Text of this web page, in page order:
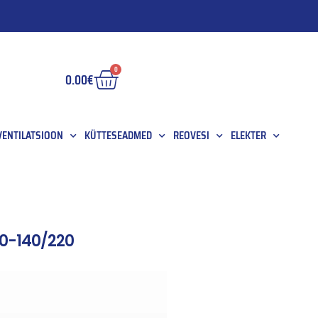
0.00€ 0
KÜTTESEADMED REOVESI ELEKTER
140/220